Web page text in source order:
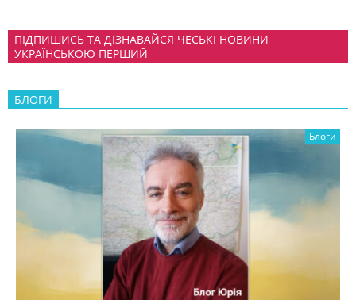
ПІДПИШИСЬ ТА ДІЗНАВАЙСЯ ЧЕСЬКІ НОВИНИ
УКРАЇНСЬКОЮ ПЕРШИЙ
БЛОГИ
Блоги